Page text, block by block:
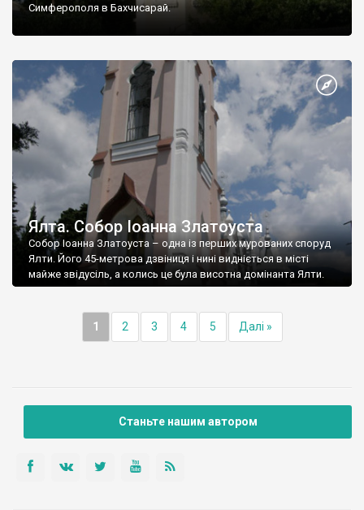
Симферополя в Бахчисарай.
Ялта. Собор Іоанна Златоуста
Собор Іоанна Златоуста – одна із перших мурованих споруд
Ялти. Його 45-метрова дзвіниця і нині видніється в місті
майже звідусіль, а колись це була висотна домінанта Ялти.
1 2 3 4 5 Далі »
Станьте нашим автором